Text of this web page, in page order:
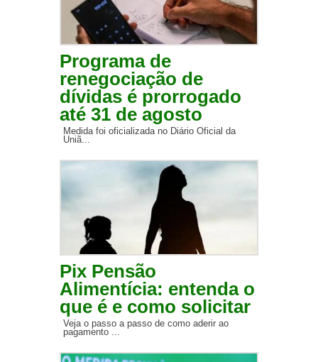
Programa de
renegociação de
dívidas é prorrogado
até 31 de agosto
Medida foi oficializada no Diário Oficial da
Uniã...
Pix Pensão
Alimentícia: entenda o
que é e como solicitar
Veja o passo a passo de como aderir ao
pagamento ...